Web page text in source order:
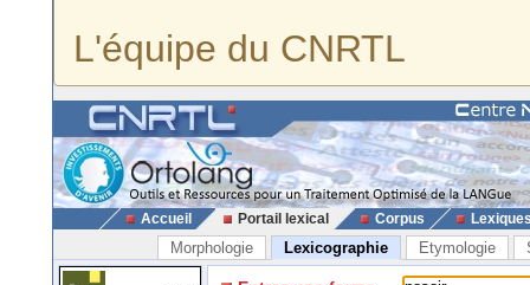
L'équipe du CNRTL
Accueil Portail lexical Corpus
Morphologie Lexicographie Etymologie